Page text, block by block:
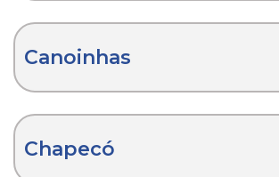
Canoinhas
Chapecó